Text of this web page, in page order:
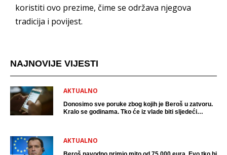
koristiti ovo prezime, čime se održava njegova
tradicija i povijest.
NAJNOVIJE VIJESTI
AKTUALNO
Donosimo sve poruke zbog kojih je Beroš u zatvoru.
Kralo se godinama. Tko će iz vlade biti sljedeći
AKTUALNO